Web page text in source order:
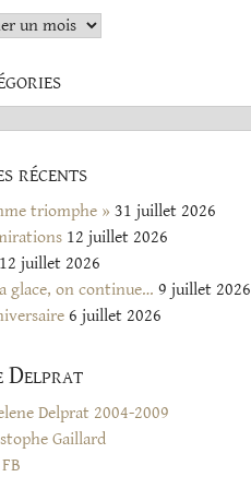
récents
triomphe » 31 juillet 2026
12 juillet 2026
12 juillet 2026
glace, on continue… 9 juillet 2026
6 juillet 2026
Delprat
Delprat 2004-2009
Gaillard
FB